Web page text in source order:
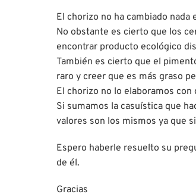
El chorizo no ha cambiado
No obstante es cierto que los
encontrar producto ecológico
También es cierto que el
raro y creer que es más graso
El chorizo no lo elaboramos
Si sumamos la casuística que
valores son los mismos ya que
Espero haberle resuelto su
de él.
Gracias